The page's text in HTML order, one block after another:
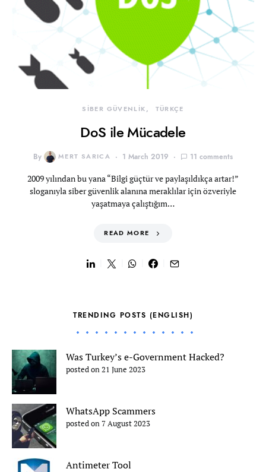
SİBER GÜVENLİK TÜRKÇE
DoS ile Mücadele
By MERT SARICA 1 March 2019 11 comments
2009 yılından bu yana “Bilgi güçtür ve paylaşıldıkça artar!”
sloganıyla siber güvenlik alanına meraklılar için özveriyle
yaşatmaya çalıştığım…
READ MORE
TRENDING POSTS (ENGLISH)
Was Turkey’s e-Government Hacked?
posted on 21 June 2023
WhatsApp Scammers
posted on 7 August 2023
Antimeter Tool